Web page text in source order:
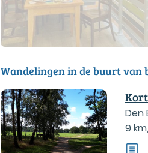
Wandelingen in de buurt van
Den
9 km,